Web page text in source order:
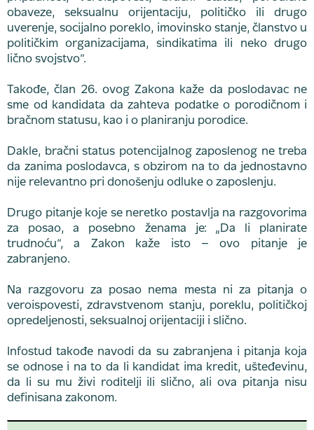
obaveze, seksualnu orijentaciju, političko ili drugo
uverenje, socijalno poreklo, imovinsko stanje, članstvo u
političkim organizacijama, sindikatima ili neko drugo
lično svojstvo“.
Takođe, član 26. ovog Zakona kaže da poslodavac ne
sme od kandidata da zahteva podatke o porodičnom i
bračnom statusu, kao i o planiranju porodice.
Dakle, bračni status potencijalnog zaposlenog ne treba
da zanima poslodavca, s obzirom na to da jednostavno
nije relevantno pri donošenju odluke o zaposlenju.
Drugo pitanje koje se neretko postavlja na razgovorima
za posao, a posebno ženama je: „Da li planirate
trudnoću“, a Zakon kaže isto – ovo pitanje je
zabranjeno.
Na razgovoru za posao nema mesta ni za pitanja o
veroispovesti, zdravstvenom stanju, poreklu, političkoj
opredeljenosti, seksualnoj orijentaciji i slično.
Infostud takođe navodi da su zabranjena i pitanja koja
se odnose i na to da li kandidat ima kredit, ušteđevinu,
da li su mu živi roditelji ili slično, ali ova pitanja nisu
definisana zakonom.